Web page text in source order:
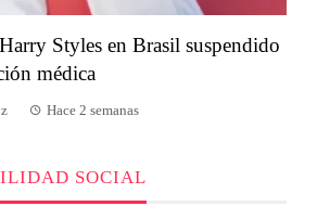
Styles en Brasil suspendido
médica
Hace 2 semanas
SOCIAL